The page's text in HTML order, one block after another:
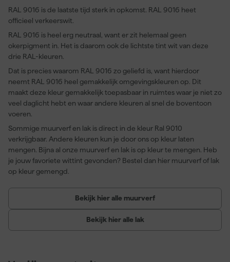
RAL 9016 is de laatste tijd sterk in opkomst. RAL 9016 heet
officieel verkeerswit.
RAL 9016 is heel erg neutraal, want er zit helemaal geen
okerpigment in. Het is daarom ook de lichtste tint wit van deze
drie RAL-kleuren.
Dat is precies waarom RAL 9016 zo geliefd is, want hierdoor
neemt RAL 9016 heel gemakkelijk omgevingskleuren op. Dit
maakt deze kleur gemakkelijk toepasbaar in ruimtes waar je niet zo
veel daglicht hebt en waar andere kleuren al snel de boventoon
voeren.
Sommige muurverf en lak is direct in de kleur Ral 9010
verkrijgbaar. Andere kleuren kun je door ons op kleur laten
mengen. Bijna al onze muurverf en lak is op kleur te mengen. Heb
je jouw favoriete wittint gevonden? Bestel dan hier muurverf of lak
op kleur gemengd.
Bekijk hier alle muurverf
Bekijk hier alle lak